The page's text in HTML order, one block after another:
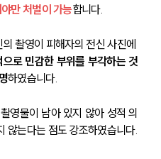
만 처벌이 가능합니다.
촬영이 피해자의 전신 사진에
로 민감한 부위를 부각하는 것
하였습니다.
영물이 남아 있지 않아 성적 의
않는다는 점도 강조하였습니다.